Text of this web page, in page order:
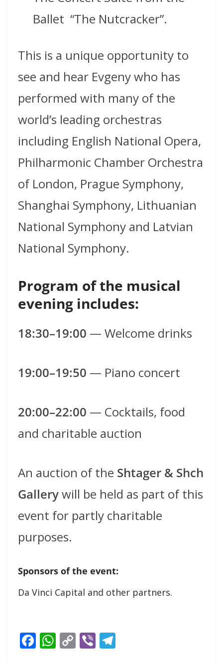
Ballet “The Nutcracker”.
This is a unique opportunity to
see and hear Evgeny who has
performed with many of the
world’s leading orchestras
including English National Opera,
Philharmonic Chamber Orchestra
of London, Prague Symphony,
Shanghai Symphony, Lithuanian
National Symphony and Latvian
National Symphony.
Program of the musical
evening includes:
18:30–19:00 — Welcome drinks
19:00–19:50 — Piano concert
20:00–22:00 — Cocktails, food
and charitable auction
An auction of the Shtager & Shch
Gallerywill be held as part of this
event for partly charitable
purposes.
Sponsors of the event:
Da Vinci Capital and other partners.
F W C Vi